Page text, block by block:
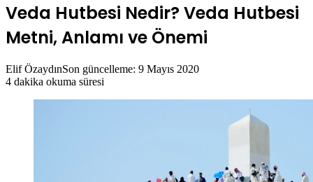
Veda Hutbesi Nedir? Veda Hutbesi
Metni, Anlamı ve Önemi
Elif ÖzaydınSon güncelleme: 9 Mayıs 2020
4 dakika okuma süresi